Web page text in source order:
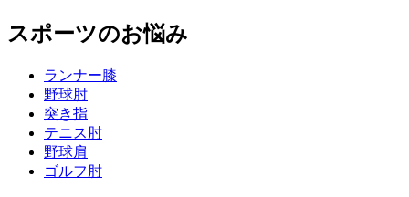
スポーツのお悩み
ランナー膝
野球肘
突き指
テニス肘
野球肩
ゴルフ肘